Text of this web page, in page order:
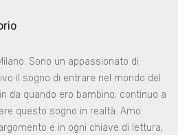
Sono un appassionato di
il sogno di entrare nel mondo del
da quando ero bambino; continuo a
questo sogno in realtà. Amo
e in ogni chiave di lettura,